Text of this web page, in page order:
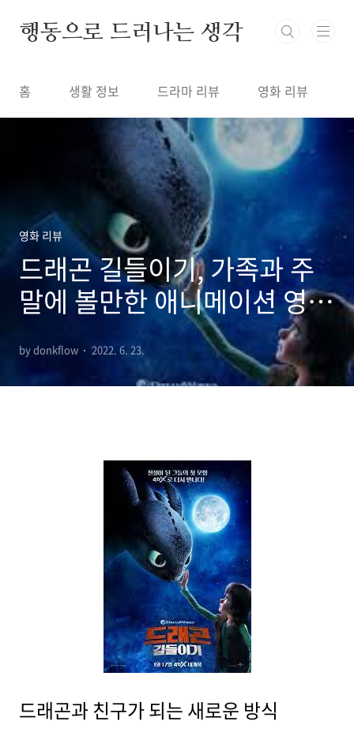
행동으로 드러나는 생각
홈 생활 정보 드라마 리뷰 영화 리뷰
영화 리뷰
드래곤 길들이기, 가족과 주
말에 볼만한 애니메이션 영화
by donkflow 2022. 6. 23.
드래곤과 친구가 되는 새로운 방식